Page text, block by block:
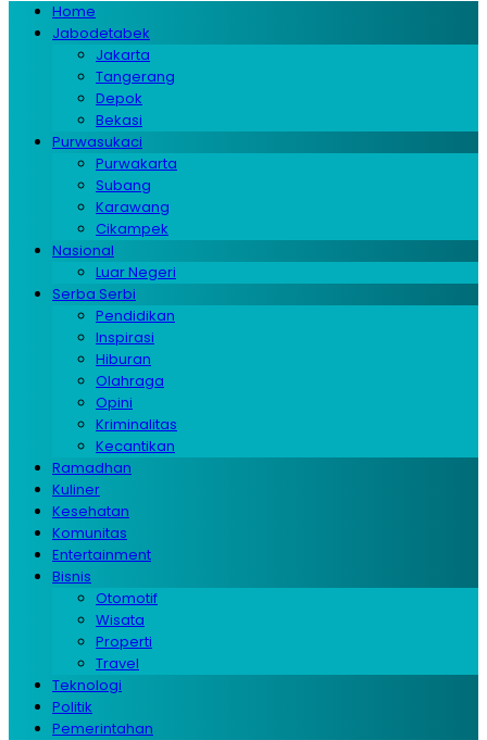
Home
Jabodetabek
Jakarta
Tangerang
Depok
Bekasi
Purwasukaci
Purwakarta
Subang
Karawang
Cikampek
Nasional
Luar Negeri
Serba Serbi
Pendidikan
Inspirasi
Hiburan
Olahraga
Opini
Kriminalitas
Kecantikan
Ramadhan
Kuliner
Kesehatan
Komunitas
Entertainment
Bisnis
Otomotif
Wisata
Properti
Travel
Teknologi
Politik
Pemerintahan